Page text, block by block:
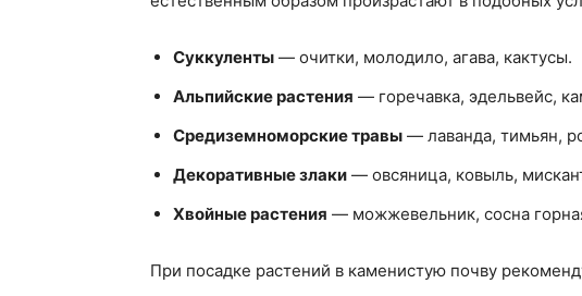
Суккуленты — очитки, молодило, агава, кактусы.
Альпийские растения — горечавка, эдельвейс,
Средиземноморские травы — лаванда, тимьян,
Декоративные злаки — овсяница, ковыль,
Хвойные растения — можжевельник, сосна
При посадке растений в каменистую почву